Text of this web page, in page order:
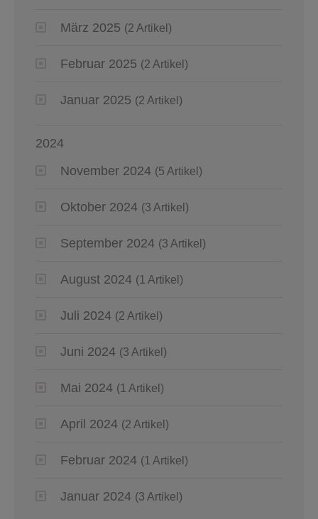
März 2025 (2 Artikel)
Februar 2025 (2 Artikel)
Januar 2025 (2 Artikel)
2024
November 2024 (5 Artikel)
Oktober 2024 (3 Artikel)
September 2024 (3 Artikel)
August 2024 (1 Artikel)
Juli 2024 (2 Artikel)
Juni 2024 (3 Artikel)
Mai 2024 (1 Artikel)
April 2024 (2 Artikel)
Februar 2024 (1 Artikel)
Januar 2024 (3 Artikel)